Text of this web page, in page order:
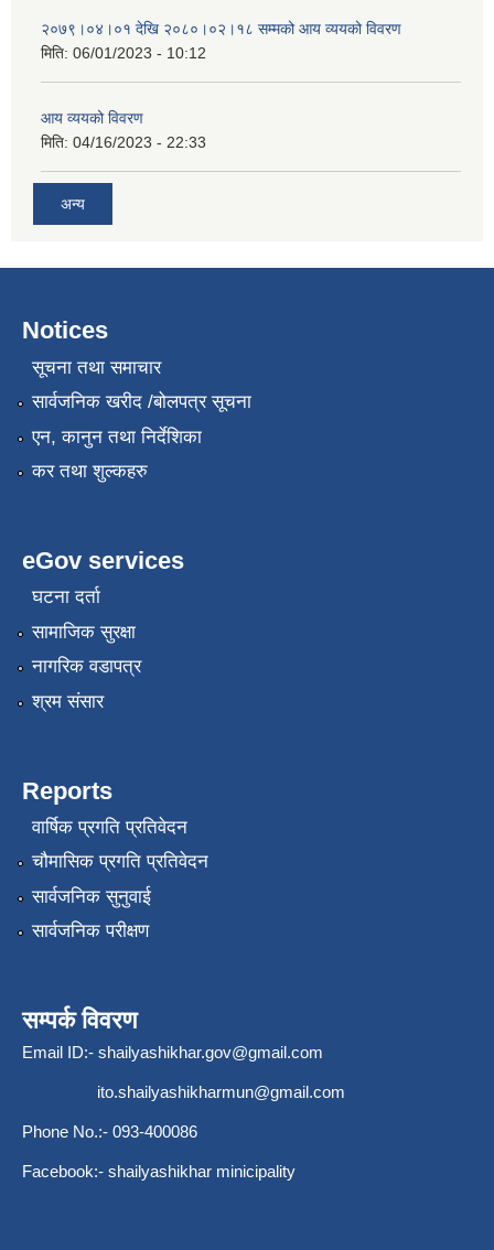
२०७९।०४।०१ देखि २०८०।०२।१८ सम्मको आय व्ययको विवरण
मिति: 06/01/2023 - 10:12
आय व्ययको विवरण
मिति: 04/16/2023 - 22:33
अन्य
Notices
सूचना तथा समाचार
सार्वजनिक खरीद /बोलपत्र सूचना
एन, कानुन तथा निर्देशिका
कर तथा शुल्कहरु
eGov services
घटना दर्ता
सामाजिक सुरक्षा
नागरिक वडापत्र
श्रम संसार
Reports
वार्षिक प्रगति प्रतिवेदन
चौमासिक प्रगति प्रतिवेदन
सार्वजनिक सुनुवाई
सार्वजनिक परीक्षण
सम्पर्क विवरण
Email ID:- shailyashikhar.gov@gmail.com
ito.shailyashikharmun@gmail.com
Phone No.:- 093-400086
Facebook:- shailyashikhar minicipality